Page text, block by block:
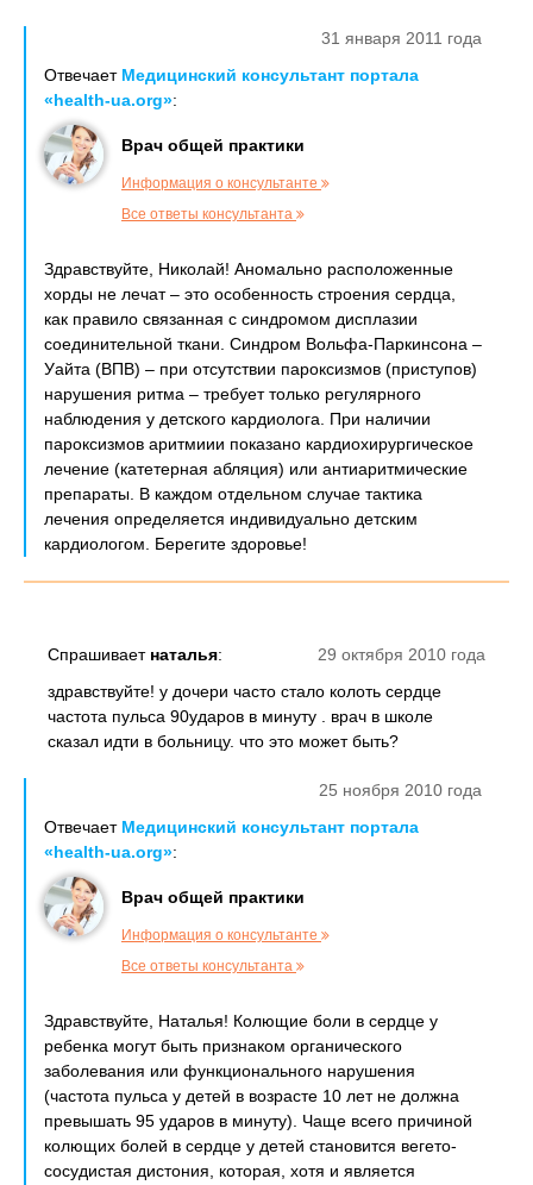
31 января 2011 года
Отвечает Медицинский консультант портала
«health-ua.org»:
Врач общей практики
Информация о консультанте
Все ответы консультанта
Здравствуйте, Николай! Аномально расположенные
хорды не лечат – это особенность строения сердца,
как правило связанная с синдромом дисплазии
соединительной ткани. Синдром Вольфа-Паркинсона –
Уайта (ВПВ) – при отсутствии пароксизмов (приступов)
нарушения ритма – требует только регулярного
наблюдения у детского кардиолога. При наличии
пароксизмов аритмиии показано кардиохирургическое
лечение (катетерная абляция) или антиаритмические
препараты. В каждом отдельном случае тактика
лечения определяется индивидуально детским
кардиологом. Берегите здоровье!
29 октября 2010 года
Спрашивает наталья:
здравствуйте! у дочери часто стало колоть сердце
частота пульса 90ударов в минуту . врач в школе
сказал идти в больницу. что это может быть?
25 ноября 2010 года
Отвечает Медицинский консультант портала
«health-ua.org»:
Врач общей практики
Информация о консультанте
Все ответы консультанта
Здравствуйте, Наталья! Колющие боли в сердце у
ребенка могут быть признаком органического
заболевания или функционального нарушения
(частота пульса у детей в возрасте 10 лет не должна
превышать 95 ударов в минуту). Чаще всего причиной
колющих болей в сердце у детей становится вегето-
сосудистая дистония, которая, хотя и является